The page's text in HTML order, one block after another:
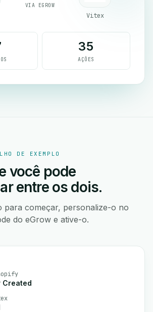
VIA EGROW
Vitex
35
AÇÕES
DE EXEMPLO
você pode
entre os dois.
para começar, personalize-o no
do eGrow e ative-o.
Created